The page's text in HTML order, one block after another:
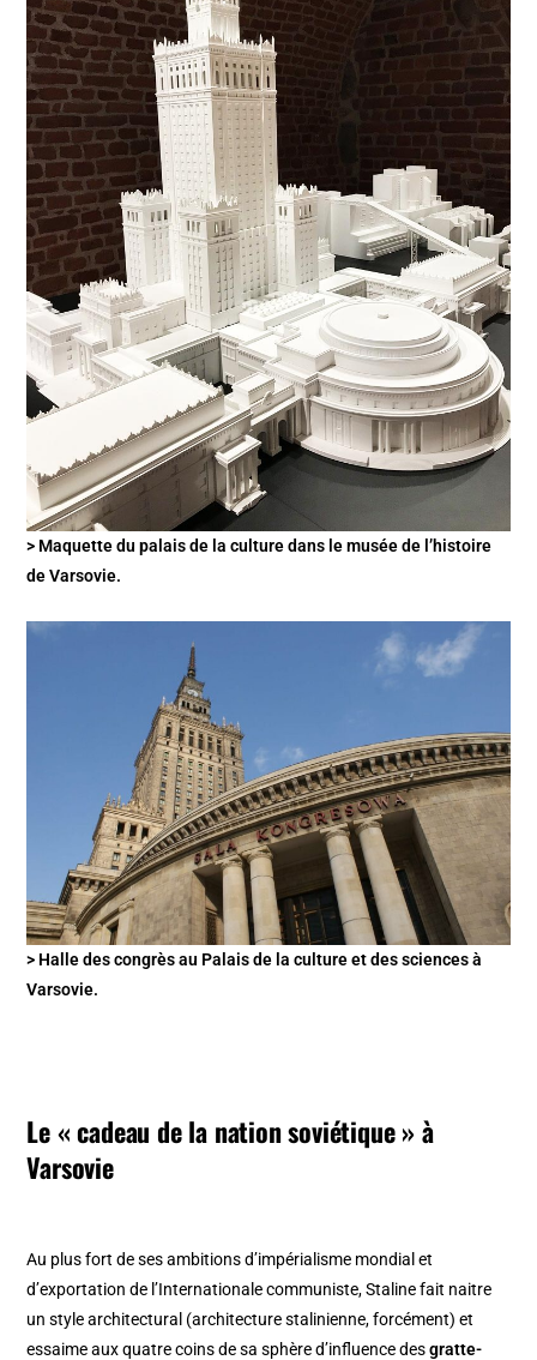
> Maquette du palais de la culture dans le musée de l’histoire
de Varsovie.
> Halle des congrès au Palais de la culture et des sciences à
Varsovie.
Le « cadeau de la nation soviétique » à
Varsovie
Au plus fort de ses ambitions d’impérialisme mondial et
d’exportation de l’Internationale communiste, Staline fait naitre
un style architectural (architecture stalinienne, forcément) et
essaime aux quatre coins de sa sphère d’influence desgratte-